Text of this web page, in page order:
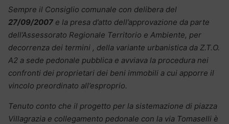
Sempre il Consiglio comunale con delibera del
27/09/2007 e la presa d’atto dell’approvazione da parte
dell’Assessorato Regionale Territorio e Ambiente, per
decorrenza dei termini , della variante urbanistica da Z.T.O.
A2 a sede pedonale pubblica e avviava la procedura nei
confronti dei proprietari dei beni immobili a cui apporre il
vincolo preordinato all’esproprio.
Tenuto conto che il progetto per la sistemazione di piazza
Villagrazia e collegamento pedonale con la via Tomaselli è